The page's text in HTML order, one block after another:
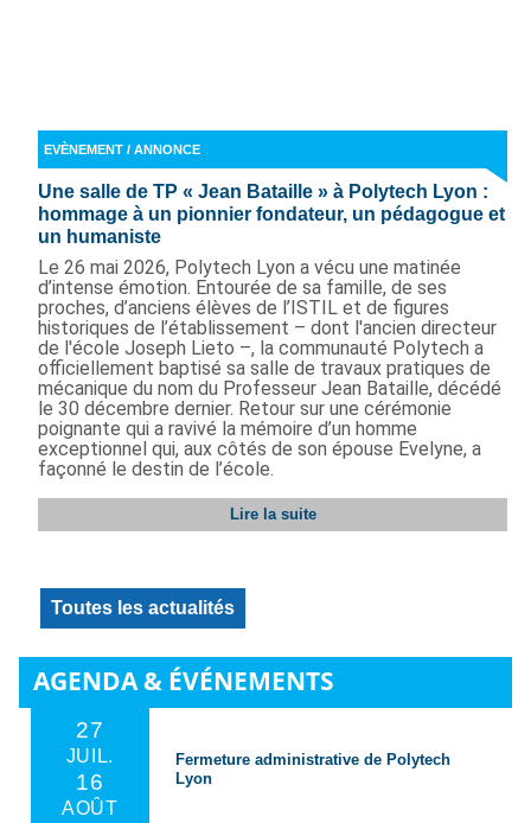
EVÈNEMENT / ANNONCE
Une salle de TP « Jean Bataille » à Polytech Lyon :
hommage à un pionnier fondateur, un pédagogue et
un humaniste
Le 26 mai 2026, Polytech Lyon a vécu une matinée
d’intense émotion. Entourée de sa famille, de ses
proches, d’anciens élèves de l’ISTIL et de figures
historiques de l’établissement – dont l'ancien directeur
de l'école Joseph Lieto –, la communauté Polytech a
officiellement baptisé sa salle de travaux pratiques de
mécanique du nom du Professeur Jean Bataille, décédé
le 30 décembre dernier. Retour sur une cérémonie
poignante qui a ravivé la mémoire d’un homme
exceptionnel qui, aux côtés de son épouse Evelyne, a
façonné le destin de l’école.
Lire la suite
Toutes les actualités
AGENDA & ÉVÉNEMENTS
27
JUIL.
16
AOÛT
Fermeture administrative de Polytech
Lyon